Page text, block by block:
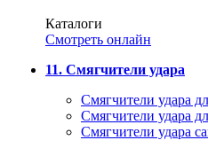
Каталоги
Смотреть онлайн
11. Смягчители удара
Смягчители удара
Смягчители удара
Cмягчители удара